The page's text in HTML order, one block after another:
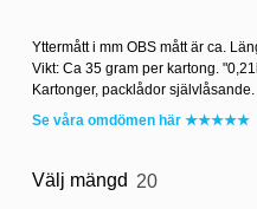
Yttermått i mm OBS mått är ca.
Vikt: Ca 35 gram per kartong.
Kartonger, packlådor självlåsande.
Se våra omdömen här ★★★★★
Välj mängd 20